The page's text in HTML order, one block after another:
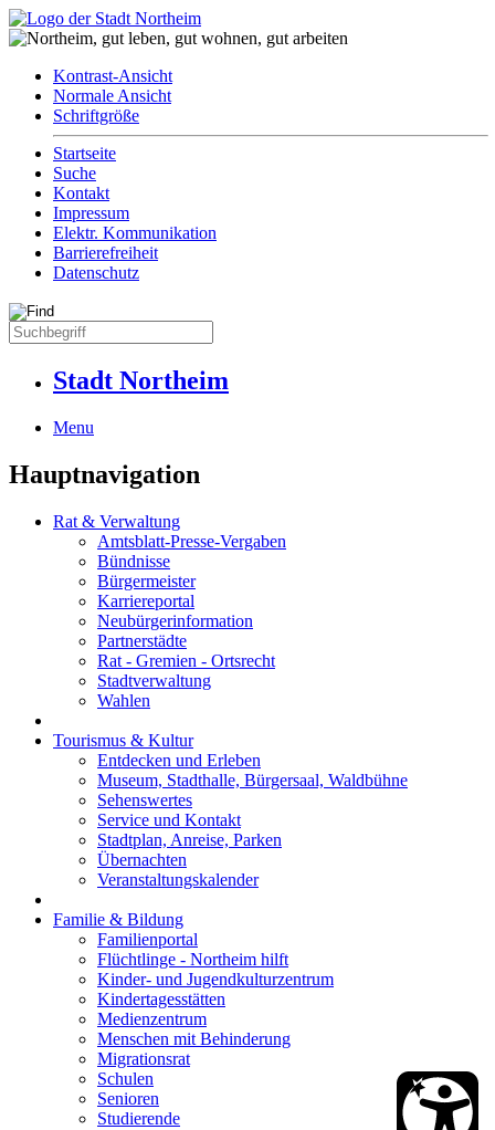
Kontrast-Ansicht
Normale Ansicht
Schriftgröße
Startseite
Suche
Kontakt
Impressum
Elektr. Kommunikation
Barrierefreiheit
Datenschutz
Stadt Northeim
Menu
Hauptnavigation
Rat & Verwaltung
Amtsblatt-Presse-Vergaben
Bündnisse
Bürgermeister
Karriereportal
Neubürgerinformation
Partnerstädte
Rat - Gremien - Ortsrecht
Stadtverwaltung
Wahlen
Tourismus & Kultur
Entdecken und Erleben
Museum, Stadthalle, Bürgersaal, Waldbühne
Sehenswertes
Service und Kontakt
Stadtplan, Anreise, Parken
Übernachten
Veranstaltungskalender
Familie & Bildung
Familienportal
Flüchtlinge - Northeim hilft
Kinder- und Jugendkulturzentrum
Kindertagesstätten
Medienzentrum
Menschen mit Behinderung
Migrationsrat
Schulen
Senioren
Studierende